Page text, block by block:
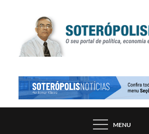
SOTERÓPOLIS
PORTAL DE NOTÍCIAS DE
MENU